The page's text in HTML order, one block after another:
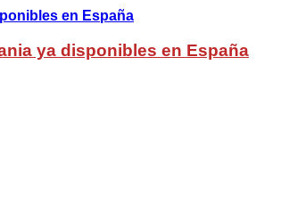
ya disponibles en España